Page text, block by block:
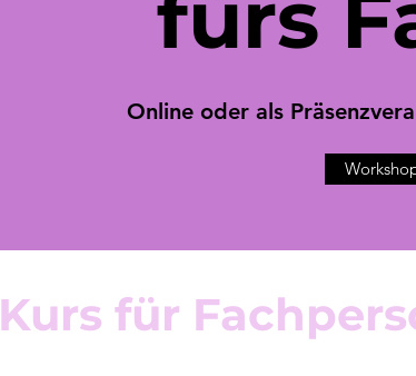
Online oder als
Kurs für